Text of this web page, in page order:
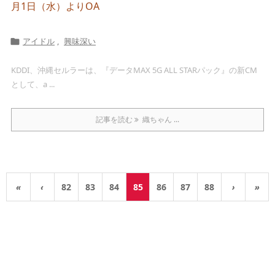
月1日（水）よりOA
 アイドル , 興味深い
KDDI、沖縄セルラーは、『データMAX 5G ALL STARパック』の新CM
として、a ...
記事を読む 織ちゃん ...
« ‹ 82 83 84 85 86 87 88 › »